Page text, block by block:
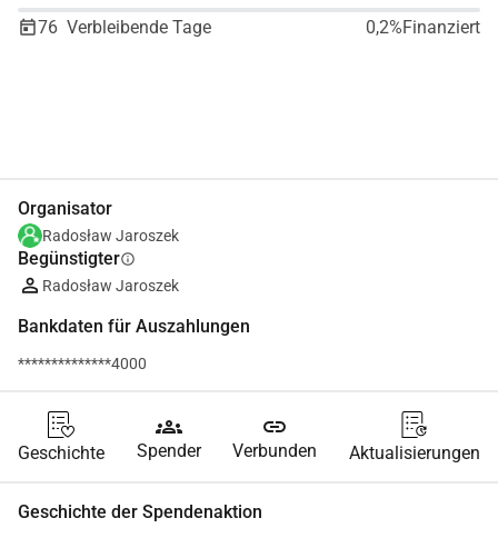
76 Verbleibende Tage 0,2%Finanziert
Organisator
Radosław Jaroszek
Begünstigterinfo
Radosław Jaroszek
Bankdaten für Auszahlungen
**************4000
Geschichte
groups
Spender
link
Verbunden Aktualisierungen
Geschichte der Spendenaktion